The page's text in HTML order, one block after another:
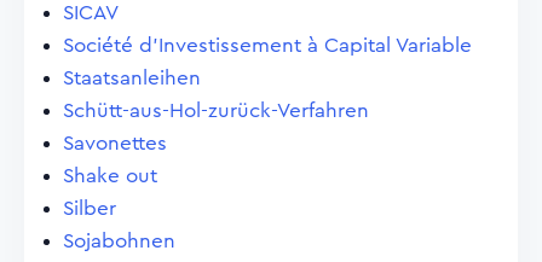
SICAV
Société d'Investissement à Capital Variable
Staatsanleihen
Schütt-aus-Hol-zurück-Verfahren
Savonettes
Shake out
Silber
Sojabohnen